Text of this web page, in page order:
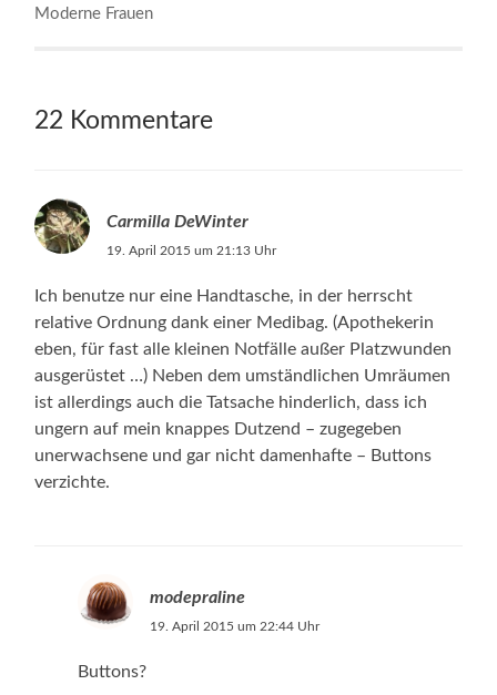
Moderne Frauen
22 Kommentare
Carmilla DeWinter
19. April 2015 um 21:13 Uhr
Ich benutze nur eine Handtasche, in der herrscht
relative Ordnung dank einer Medibag. (Apothekerin
eben, für fast alle kleinen Notfälle außer Platzwunden
ausgerüstet …) Neben dem umständlichen Umräumen
ist allerdings auch die Tatsache hinderlich, dass ich
ungern auf mein knappes Dutzend – zugegeben
unerwachsene und gar nicht damenhafte – Buttons
verzichte.
modepraline
19. April 2015 um 22:44 Uhr
Buttons?